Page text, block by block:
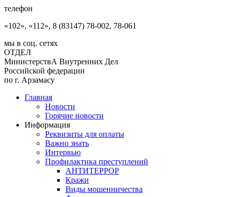
телефон
«102», «112», 8 (83147) 78-002, 78-061
мы в соц. сетях
ОТДЕЛ
МинистерствА Внутренних Дел
Российской федерации
по г. Арзамасу
Главная
Новости
Горячие новости
Информация
Реквизиты для оплаты
Важно знать
Интервью
Профилактика преступлений
АНТИТЕРРОР
Кражи
Виды мошенничества